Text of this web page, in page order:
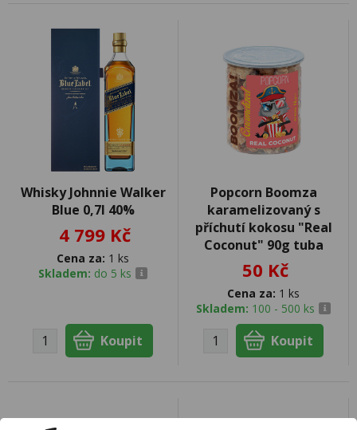
Whisky Johnnie Walker
Blue 0,7l 40%
4 799 Kč
Cena za: 1 ks
Skladem: do 5 ks
Popcorn Boomza
karamelizovaný s
příchutí kokosu "Real
Coconut" 90g tuba
50 Kč
Cena za: 1 ks
Skladem: 100 - 500 ks